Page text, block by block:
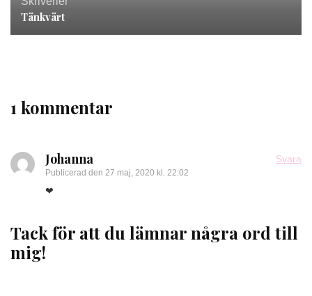
Tänkvärt
1 kommentar
Johanna
Publicerad den 27 maj, 2020 kl. 22:02
Svara
❤
Tack för att du lämnar några ord till
mig!